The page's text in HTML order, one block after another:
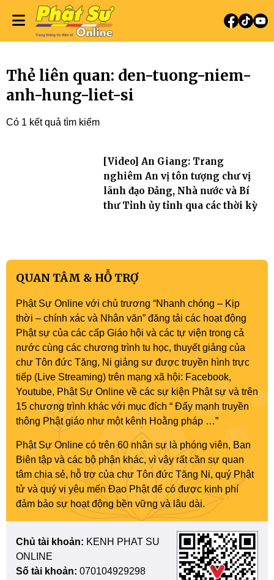
Thẻ liên quan: den-tuong-niem-
anh-hung-liet-si
Có 1 kết quả tìm kiếm
[Video] An Giang: Trang
nghiêm An vị tôn tượng chư vị
lãnh đạo Đảng, Nhà nước và Bí
thư Tỉnh ủy tỉnh qua các thời kỳ
QUAN TÂM & HỖ TRỢ
Phật Sự Online với chủ trương “Nhanh chóng – Kịp
thời – chính xác và Nhân văn” đăng tải các hoạt động
Phật sự của các cấp Giáo hội và các tự viện trong cả
nước cùng các chương trình tu học, thuyết giảng của
chư Tôn đức Tăng, Ni giảng sư được truyền hình trực
tiếp (Live Streaming) trên mạng xã hội: Facebook,
Youtube, Phật Sự Online về các sự kiện Phật sự và trên
15 chương trình khác với mục đích “ Đẩy mạnh truyền
thông Phật giáo như một kênh Hoằng pháp …”
Phật Sự Online có trên 60 nhân sự là phóng viên, Ban
Biên tập và các bộ phận khác, vì vậy rất cần sự quan
tâm chia sẻ, hỗ trợ của chư Tôn đức Tăng Ni, quý Phật
tử và quý vị yêu mến Đạo Phật để có được kinh phí
đảm bảo sự hoạt động bền vững và lâu dài.
Chủ tài khoản: KENH PHAT SU
ONLINE
Số tài khoản: 070104929298